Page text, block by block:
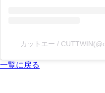
カットエー /
一覧に戻る